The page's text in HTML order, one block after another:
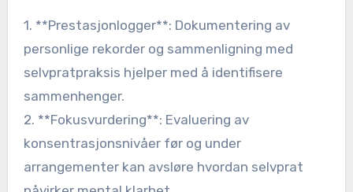
1. **Prestasjonlogger**: Dokumentering av
personlige rekorder og sammenligning med
selvpratpraksis hjelper med å identifisere
sammenhenger.
2. **Fokusvurdering**: Evaluering av
konsentrasjonsnivåer før og under
arrangementer kan avsløre hvordan selvprat